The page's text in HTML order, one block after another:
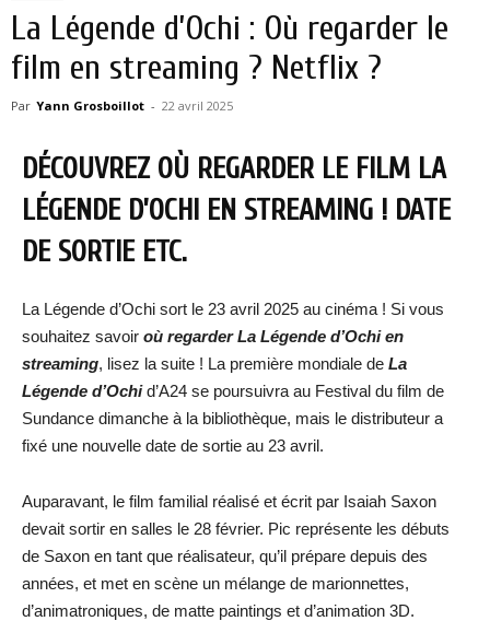
La Légende d’Ochi : Où regarder le
film en streaming ? Netflix ?
Par Yann Grosboillot - 22 avril 2025
DÉCOUVREZ OÙ REGARDER LE FILM LA
LÉGENDE D’OCHI
EN STREAMING ! DATE
DE SORTIE ETC.
La Légende d’Ochi sort le 23 avril 2025 au cinéma ! Si vous
souhaitez savoir où regarder La Légende d’Ochi en
streaming, lisez la suite ! La première mondiale de La
Légende d’Ochid’A24 se poursuivra au Festival du film de
Sundance dimanche à la bibliothèque, mais le distributeur a
fixé une nouvelle date de sortie au 23 avril.
Auparavant, le film familial réalisé et écrit par Isaiah Saxon
devait sortir en salles le 28 février. Pic représente les débuts
de Saxon en tant que réalisateur, qu’il prépare depuis des
années, et met en scène un mélange de marionnettes,
d’animatroniques, de matte paintings et d’animation 3D.